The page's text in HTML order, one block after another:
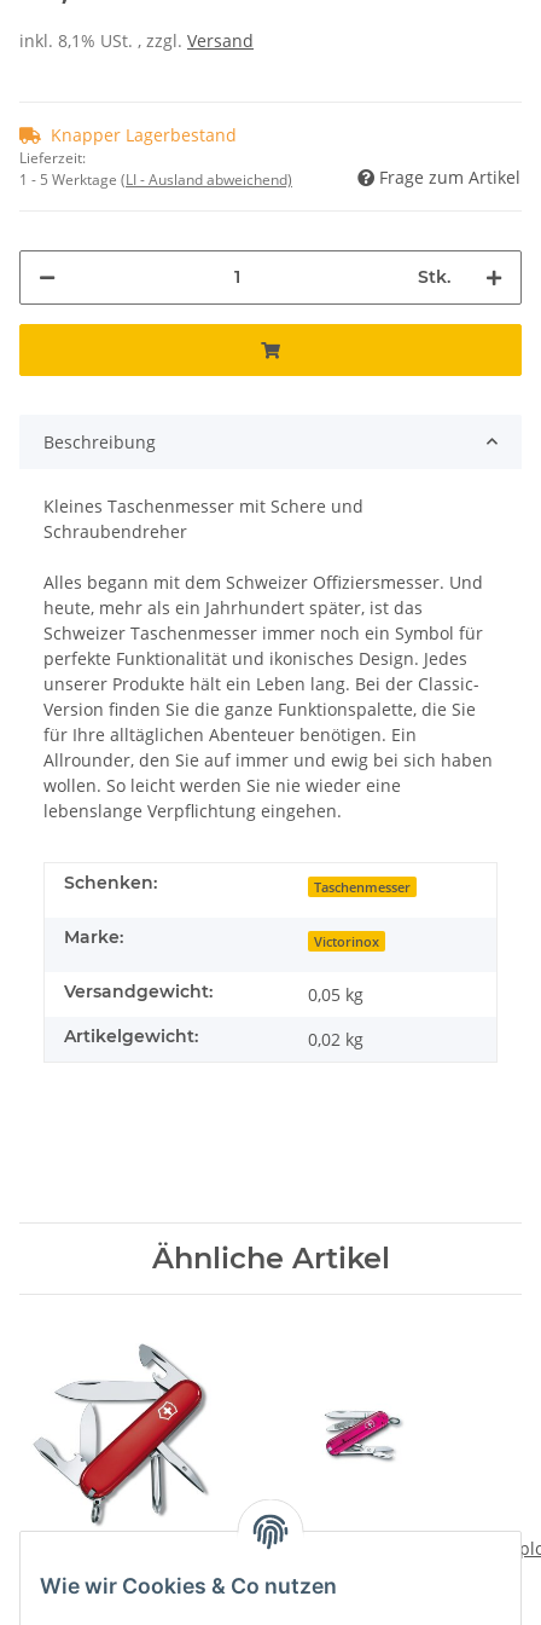
inkl. 8,1% USt. , zzgl. Versand
Knapper Lagerbestand
Lieferzeit:
1 - 5 Werktage (LI - Ausland abweichend) Frage zum Artikel
Stk.
Beschreibung
Kleines Taschenmesser mit Schere und
Schraubendreher
Alles begann mit dem Schweizer Offiziersmesser. Und
heute, mehr als ein Jahrhundert später, ist das
Schweizer Taschenmesser immer noch ein Symbol für
perfekte Funktionalität und ikonisches Design. Jedes
unserer Produkte hält ein Leben lang. Bei der Classic-
Version finden Sie die ganze Funktionspalette, die Sie
für Ihre alltäglichen Abenteuer benötigen. Ein
Allrounder, den Sie auf immer und ewig bei sich haben
wollen. So leicht werden Sie nie wieder eine
lebenslange Verpflichtung eingehen.
Schenken: Taschenmesser
Marke: Victorinox
Versandgewicht: 0,05 kg
Artikelgewicht: 0,02 kg
Ähnliche Artikel
Offiziersmesser
25,00 CHF*
Classic pink transparent
23,00 CHF
Wie wir Cookies & Co nutzen